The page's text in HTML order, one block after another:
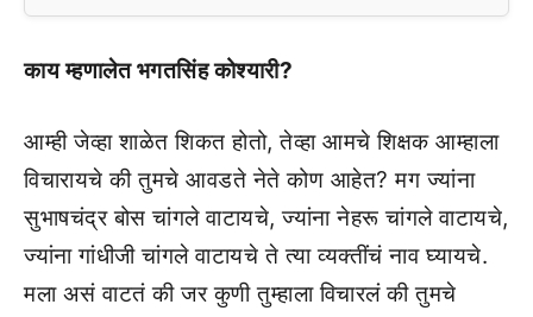
काय म्हणालेत भगतसिंह कोश्यारी?
आम्ही जेव्हा शाळेत शिकत होतो, तेव्हा आमचे शिक्षक आम्हाला
विचारायचे की तुमचे आवडते नेते कोण आहेत? मग ज्यांना
सुभाषचंद्र बोस चांगले वाटायचे, ज्यांना नेहरू चांगले वाटायचे,
ज्यांना गांधीजी चांगले वाटायचे ते त्या व्यक्तींचं नाव घ्यायचे.
मला असं वाटतं की जर कुणी तुम्हाला विचारलं की तुमचे